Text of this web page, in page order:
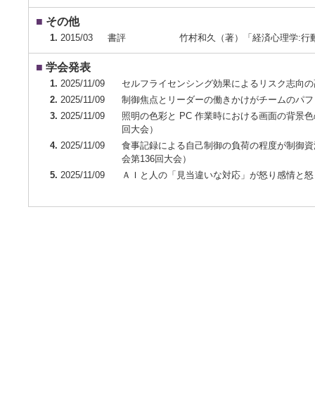
■ その他
1. 2015/03 書評 竹村和久（著）「経済心理学:
■ 学会発表
1. 2025/11/09
セルフライセンシング効果によるリスク志向
2. 2025/11/09
制御焦点とリーダーの働きかけがチームのパ
3. 2025/11/09
照明の色彩と PC 作業時における画面の背景
回大会）
4. 2025/11/09
食事記録による自己制御の負荷の程度が制御
会第136回大会）
5. 2025/11/09 ＡＩと人の「見当違いな対応」が怒り感情と